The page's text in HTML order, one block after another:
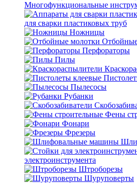
Многофункциональные
для сварки пластиковых труб
Ножницы
Перфораторы
Пилы
Пылесосы
Рубанки
Фены
Фонари
Фрезеры
электроинструмента
Штроборезы
Шуруповерты